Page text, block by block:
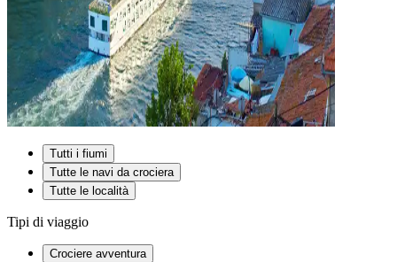
Tutti i fiumi
Tutte le navi da crociera
Tutte le località
Tipi di viaggio
Crociere avventura